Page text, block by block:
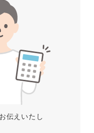
伝えいたし